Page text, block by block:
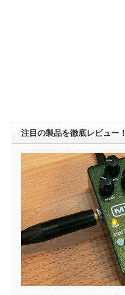
注目の製品を徹底レビュー！